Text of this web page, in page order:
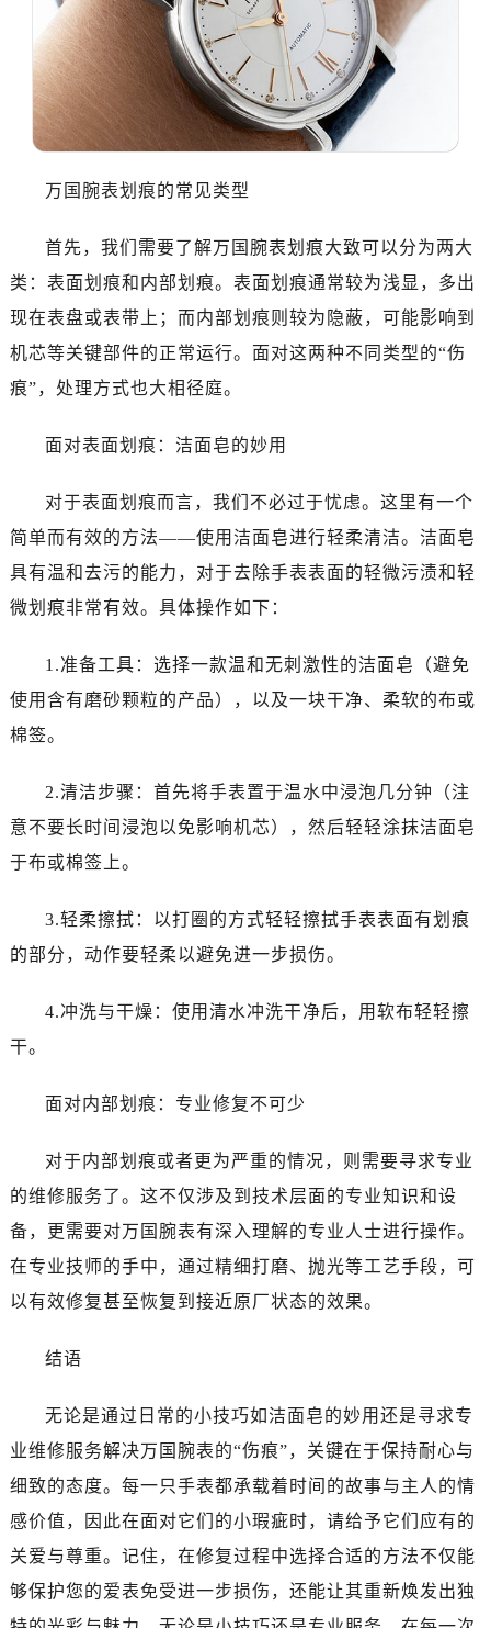
万国腕表划痕的常见类型
首先，我们需要了解万国腕表划痕大致可以分为两大
类：表面划痕和内部划痕。表面划痕通常较为浅显，多出
现在表盘或表带上；而内部划痕则较为隐蔽，可能影响到
机芯等关键部件的正常运行。面对这两种不同类型的“伤
痕”，处理方式也大相径庭。
面对表面划痕：洁面皂的妙用
对于表面划痕而言，我们不必过于忧虑。这里有一个
简单而有效的方法——使用洁面皂进行轻柔清洁。洁面皂
具有温和去污的能力，对于去除手表表面的轻微污渍和轻
微划痕非常有效。具体操作如下：
1.准备工具：选择一款温和无刺激性的洁面皂（避免
使用含有磨砂颗粒的产品），以及一块干净、柔软的布或
棉签。
2.清洁步骤：首先将手表置于温水中浸泡几分钟（注
意不要长时间浸泡以免影响机芯），然后轻轻涂抹洁面皂
于布或棉签上。
3.轻柔擦拭：以打圈的方式轻轻擦拭手表表面有划痕
的部分，动作要轻柔以避免进一步损伤。
4.冲洗与干燥：使用清水冲洗干净后，用软布轻轻擦
干。
面对内部划痕：专业修复不可少
对于内部划痕或者更为严重的情况，则需要寻求专业
的维修服务了。这不仅涉及到技术层面的专业知识和设
备，更需要对万国腕表有深入理解的专业人士进行操作。
在专业技师的手中，通过精细打磨、抛光等工艺手段，可
以有效修复甚至恢复到接近原厂状态的效果。
结语
无论是通过日常的小技巧如洁面皂的妙用还是寻求专
业维修服务解决万国腕表的“伤痕”，关键在于保持耐心与
细致的态度。每一只手表都承载着时间的故事与主人的情
感价值，因此在面对它们的小瑕疵时，请给予它们应有的
关爱与尊重。记住，在修复过程中选择合适的方法不仅能
够保护您的爱表免受进一步损伤，还能让其重新焕发出独